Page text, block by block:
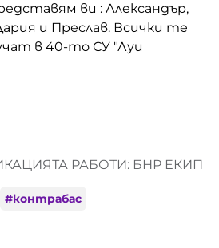
ви : Александър,
и Преслав. Всички те
в 40-то СУ "Луи
РАБОТИ: БНР ЕКИП
#контрабас